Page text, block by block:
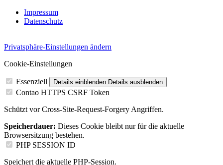
Impressum
Datenschutz
Privatsphäre-Einstellungen ändern
Cookie-Einstellungen
Essenziell Details einblenden Details ausblenden
Contao HTTPS CSRF Token
Schützt vor Cross-Site-Request-Forgery Angriffen.
Speicherdauer: Dieses Cookie bleibt nur für die aktuelle
Browsersitzung bestehen.
PHP SESSION ID
Speichert die aktuelle PHP-Session.